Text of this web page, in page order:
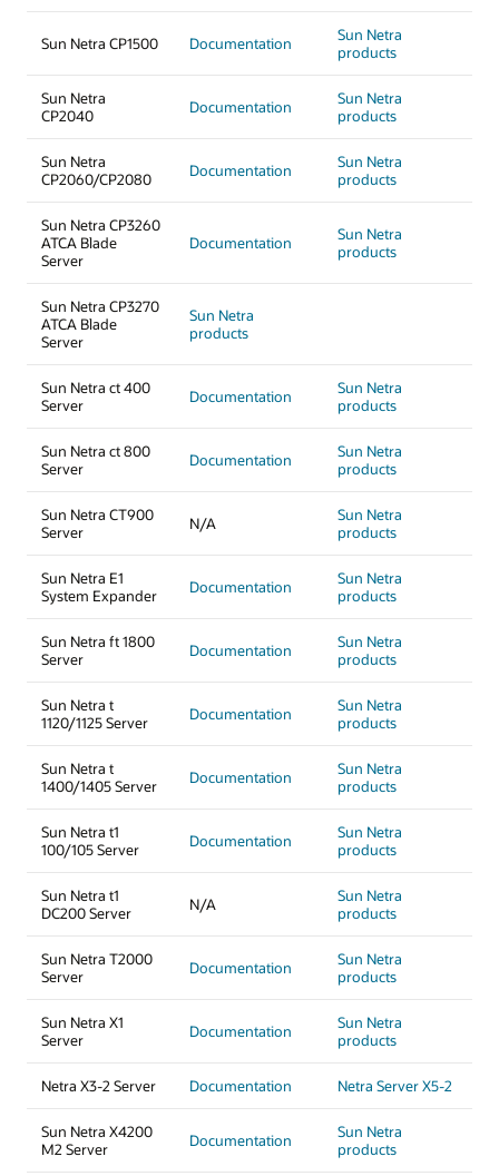
Sun Netra CP1500 Documentation
Sun Netra
products
Sun Netra
CP2040
Documentation
Sun Netra
products
Sun Netra
CP2060/CP2080
Documentation
Sun Netra
products
Sun Netra CP3260
ATCA Blade
Server
Documentation
Sun Netra
products
Sun Netra CP3270
ATCA Blade
Server
Sun Netra
products
Sun Netra ct 400
Server
Documentation
Sun Netra
products
Sun Netra ct 800
Server
Documentation
Sun Netra
products
Sun Netra CT900
Server
N/A
Sun Netra
products
Sun Netra E1
System Expander
Documentation
Sun Netra
products
Sun Netra ft 1800
Server
Documentation
Sun Netra
products
Sun Netra t
1120/1125 Server
Documentation
Sun Netra
products
Sun Netra t
1400/1405 Server
Documentation
Sun Netra
products
Sun Netra t1
100/105 Server
Documentation
Sun Netra
products
Sun Netra t1
DC200 Server
N/A
Sun Netra
products
Sun Netra T2000
Server
Documentation
Sun Netra
products
Sun Netra X1
Server
Documentation
Sun Netra
products
Netra X3-2 Server Documentation Netra Server X5-2
Sun Netra X4200
M2 Server
Documentation
Sun Netra
products